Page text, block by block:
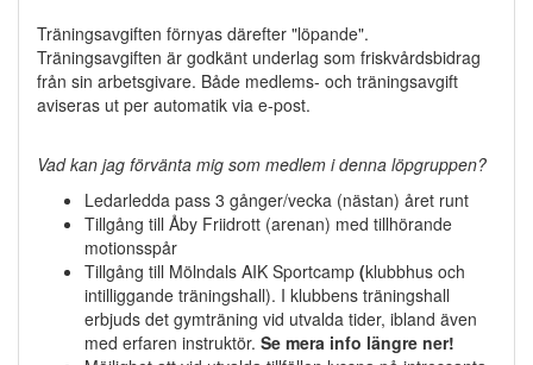
Träningsavgiften förnyas därefter "löpande".
Träningsavgiften är godkänt underlag som friskvårdsbidrag
från sin arbetsgivare. Både medlems- och träningsavgift
aviseras ut per automatik via e-post.
Vad kan jag förvänta mig som medlem i denna löpgruppen?
Ledarledda pass 3 gånger/vecka (nästan) året runt
Tillgång till Åby Friidrott (arenan) med tillhörande
motionsspår
Tillgång till Mölndals AIK Sportcamp (klubbhus och
intilliggande träningshall). I klubbens träningshall
erbjuds det gymträning vid utvalda tider, ibland även
med erfaren instruktör. Se mera info längre ner!